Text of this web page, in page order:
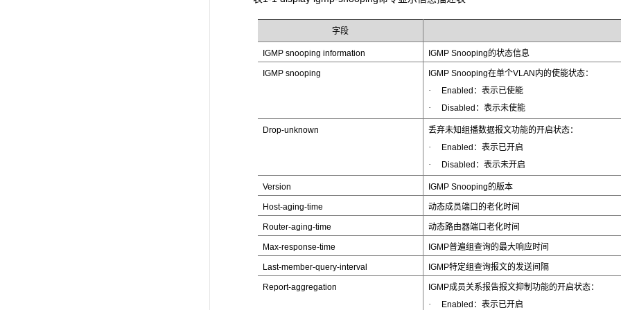
字段
IGMP snooping information IGMP Snooping的状态信息
IGMP snooping IGMP Snooping在单个VLAN内的使能状态：
· Enabled：表示已使能
· Disabled：表示未使能
Drop-unknown 丢弃未知组播数据报文功能的开启状态：
· Enabled：表示已开启
· Disabled：表示未开启
Version IGMP Snooping的版本
Host-aging-time 动态成员端口的老化时间
Router-aging-time 动态路由器端口老化时间
Max-response-time IGMP普遍组查询的最大响应时间
Last-member-query-interval IGMP特定组查询报文的发送间隔
Report-aggregation IGMP成员关系报告报文抑制功能的开启状态：
· Enabled：表示已开启